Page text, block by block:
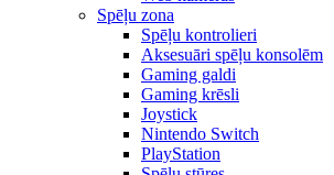
Spēļu zona
Spēļu kontrolieri
Aksesuāri spēļu konsolēm
Gaming galdi
Gaming krēsli
Joystick
Nintendo Switch
PlayStation